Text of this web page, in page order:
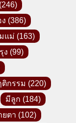
(246)
(386)
แม่ (163)
ง (99)
กรรม (220)
มีลูก (184)
ยตา (102)